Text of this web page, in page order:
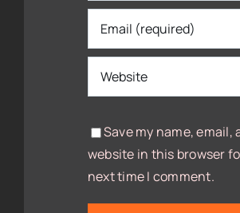
Save my name, email,
website in this browser
next time I comment.